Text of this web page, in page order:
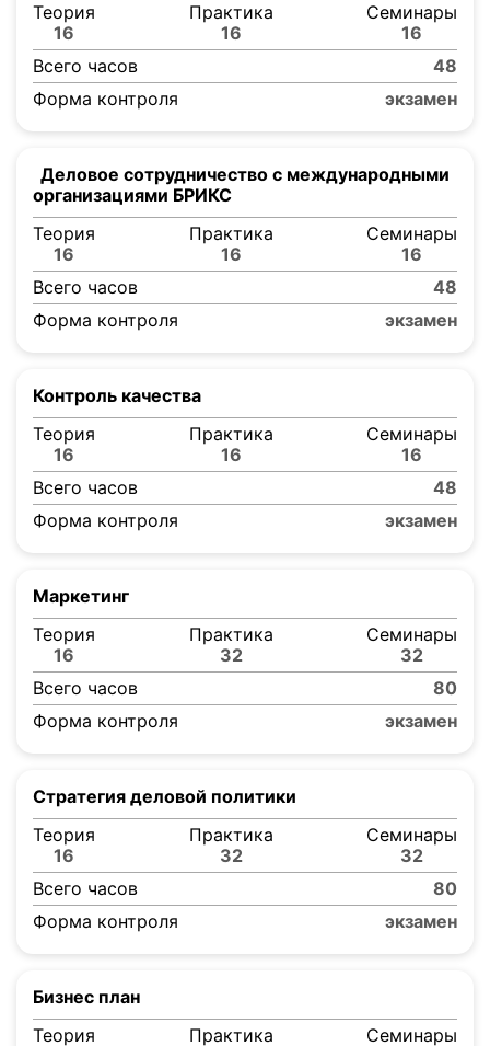
Теория
16
Практика
16
Семинары
16
Всего часов
48
Форма контроля
экзамен
Деловое сотрудничество с международными
организациями БРИКС
Теория
16
Практика
16
Семинары
16
Всего часов
48
Форма контроля
экзамен
Контроль качества
Теория
16
Практика
16
Семинары
16
Всего часов
48
Форма контроля
экзамен
Маркетинг
Теория
16
Практика
32
Семинары
32
Всего часов
80
Форма контроля
экзамен
Стратегия деловой политики
Теория
16
Практика
32
Семинары
32
Всего часов
80
Форма контроля
экзамен
Бизнес план
Теория
Практика
Семинары